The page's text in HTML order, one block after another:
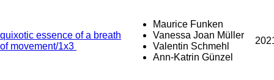
quixotic essence of a breath
of movement/1x3
Maurice Funken
Vanessa Joan Müller
Valentin Schmehl
Ann-Katrin Günzel